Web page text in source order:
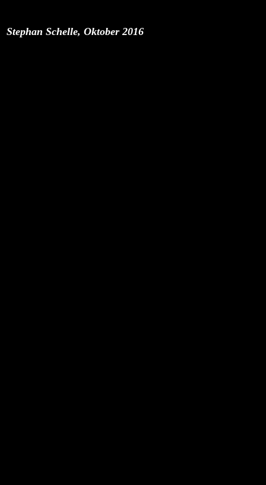
Stephan Schelle, Oktober 2016